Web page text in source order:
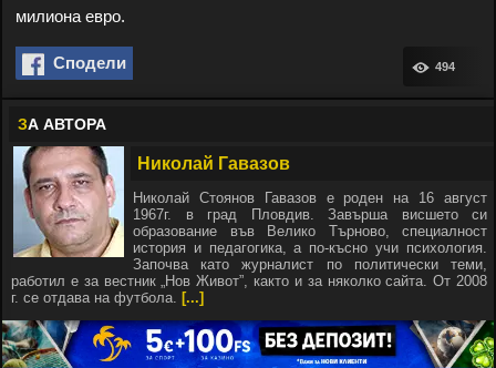
милиона евро.
Сподели 494
ЗА АВТОРА
Николай Гавазов
Николай Стоянов Гавазов е роден на 16 август
1967г. в град Пловдив. Завърша висшето си
образование във Велико Търново, специалност
история и педагогика, а по-късно учи психология.
Започва като журналист по политически теми,
работил е за вестник „Нов Живот”, както и за няколко сайта. От 2008
г. се отдава на футбола. [...]